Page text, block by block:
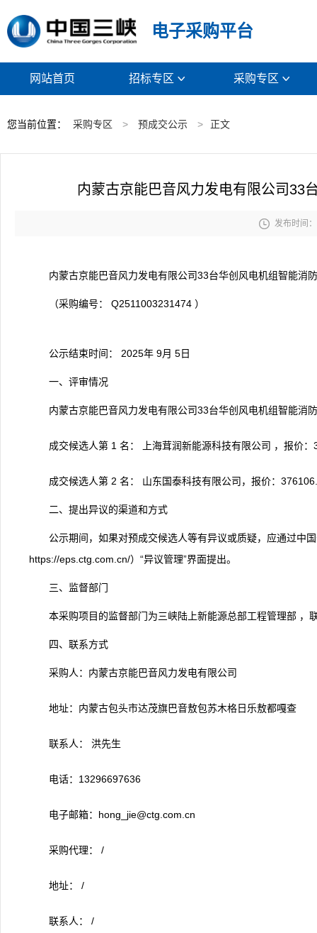
电子采购平台
网站首页 招标专区  采购专区 
您当前位置： 采购专区 > 预成交公示 > 正文
内蒙古京能巴音风力发电有限公司33
 发布时间
内蒙古京能巴音风力发电有限公司33台华创风电机组智能消
（采购编号： Q2511003231474 ）
公示结束时间： 2025年 9月 5日
一、评审情况
内蒙古京能巴音风力发电有限公司33台华创风电机组智能消
成交候选人第 1 名： 上海茸润新能源科技有限公司 ，报价
成交候选人第 2 名： 山东国泰科技有限公司，报价：
二、提出异议的渠道和方式
公示期间，如果对预成交候选人等有异议或质疑，应通过中
https://eps.ctg.com.cn/）“异议管理”界面提出。
三、监督部门
本采购项目的监督部门为三峡陆上新能源总部工程管理部 ，
四、联系方式
采购人：内蒙古京能巴音风力发电有限公司
地址：内蒙古包头市达茂旗巴音敖包苏木格日乐敖都嘎查
联系人： 洪先生
电话：13296697636
电子邮箱：hong_jie@ctg.com.cn
采购代理： /
地址： /
联系人： /